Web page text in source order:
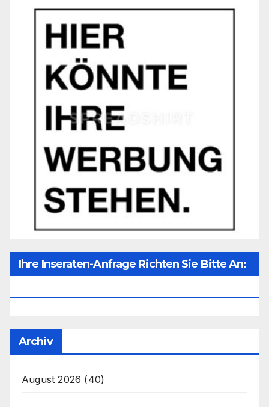
Ihre Inseraten-Anfrage Richten Sie Bitte An:
Archiv
August 2026 (40)